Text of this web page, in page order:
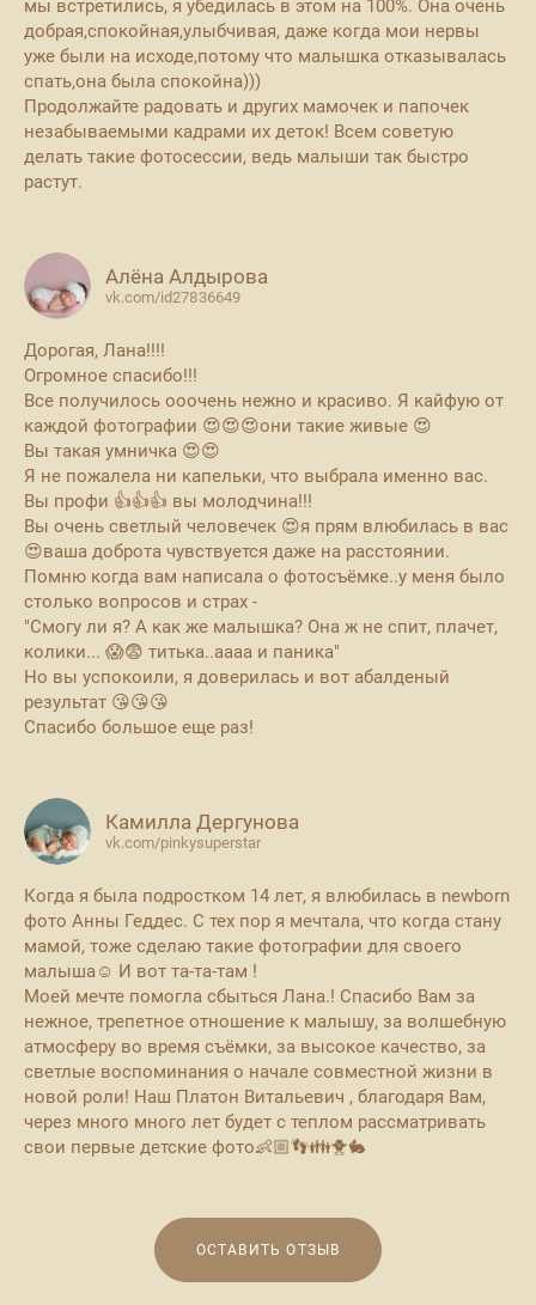
мы встретились, я убедилась в этом на 100%. Она очень
добрая,спокойная,улыбчивая, даже когда мои нервы
уже были на исходе,потому что малышка отказывалась
спать,она была спокойна)))
Продолжайте радовать и других мамочек и папочек
незабываемыми кадрами их деток! Всем советую
делать такие фотосессии, ведь малыши так быстро
растут.
Алёна Алдырова
vk.com/id27836649
Дорогая, Лана!!!!
Огромное спасибо!!!
Все получилось ооочень нежно и красиво. Я кайфую от
каждой фотографии 😍😍😍они такие живые 😍
Вы такая умничка 😍😍
Я не пожалела ни капельки, что выбрала именно вас.
Вы профи 👍👍👍 вы молодчина!!!
Вы очень светлый человечек 😍я прям влюбилась в вас
😍ваша доброта чувствуется даже на расстоянии.
Помню когда вам написала о фотосъёмке..у меня было
столько вопросов и страх -
"Смогу ли я? А как же малышка? Она ж не спит, плачет,
колики... 😱😨 титька..аааа и паника"
Но вы успокоили, я доверилась и вот абалденый
результат 😘😘😘
Спасибо большое еще раз!
Камилла Дергунова
vk.com/pinkysuperstar
Когда я была подростком 14 лет, я влюбилась в newborn
фото Анны Геддес. С тех пор я мечтала, что когда стану
мамой, тоже сделаю такие фотографии для своего
малыша☺ И вот та-та-там !
Моей мечте помогла сбыться Лана.! Спасибо Вам за
нежное, трепетное отношение к малышу, за волшебную
атмосферу во время съёмки, за высокое качество, за
светлые воспоминания о начале совместной жизни в
новой роли! Наш Платон Витальевич , благодаря Вам,
через много много лет будет с теплом рассматривать
свои первые детские фото👶🏼👣👪🐥🐇
ОСТАВИТЬ ОТЗЫВ